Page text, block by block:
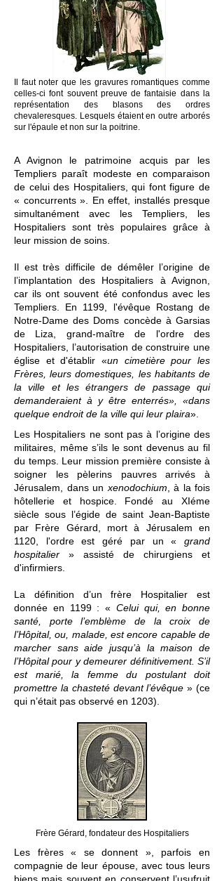
Il faut noter que les gravures romantiques comme
celles-ci font souvent preuve de fantaisie dans la
représentation des blasons des ordres
chevaleresques. Lesquels étaient en outre arborés
sur l'épaule et non sur la poitrine.
A Avignon le patrimoine acquis par les
Templiers paraît modeste en comparaison
de celui des Hospitaliers, qui font figure de
« concurrents ». En effet, installés presque
simultanément avec les Templiers, les
Hospitaliers sont très populaires grâce à
leur mission de soins.
Il est très difficile de démêler l’origine de
l’implantation des Hospitaliers à Avignon,
car ils ont souvent été confondus avec les
Templiers. En 1199, l'évêque Rostang de
Notre-Dame des Doms concède à Garsias
de Liza, grand-maître de l'ordre des
Hospitaliers, l’autorisation de construire une
église et d'établir «un cimetière pour les
Frères, leurs domestiques, les habitants de
la ville et les étrangers de passage qui
demanderaient à y être enterrés», «dans
quelque endroit de la ville qui leur plaira».
Les Hospitaliers ne sont pas à l’origine des
militaires, même s’ils le sont devenus au fil
du temps. Leur mission première consiste à
soigner les pèlerins pauvres arrivés à
Jérusalem, dans un xenodochium , à la fois
hôtellerie et hospice. Fondé au XIéme
siècle sous l’égide de saint Jean-Baptiste
par Frère Gérard , mort à Jérusalem en
1120, l'ordre est géré par un « grand
hospitalier » assisté de chirurgiens et
d'infirmiers.
La définition d’un frère Hospitalier est
donnée en 1199 : « Celui qui, en bonne
santé, porte l’emblème de la croix de
l’Hôpital, ou, malade, est encore capable de
marcher sans aide jusqu’à la maison de
l’Hôpital pour y demeurer définitivement. S’il
est marié, la femme du postulant doit
promettre la chasteté devant l’évêque» (ce
qui n’était pas observé en 1203).
Frère Gérard, fondateur des Hospitaliers
Les frères « se donnent », parfois en
compagnie de leur épouse, avec tous leurs